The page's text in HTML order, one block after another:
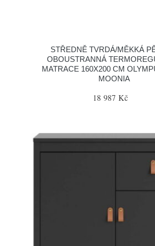
STŘEDNĚ TVRDÁ/MĚKKÁ
OBOUSTRANNÁ
MATRACE 160X200 CM
MOONIA
18 987 Kč